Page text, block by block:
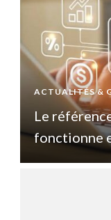
ACTUALITÉS &
Le
fonctionne